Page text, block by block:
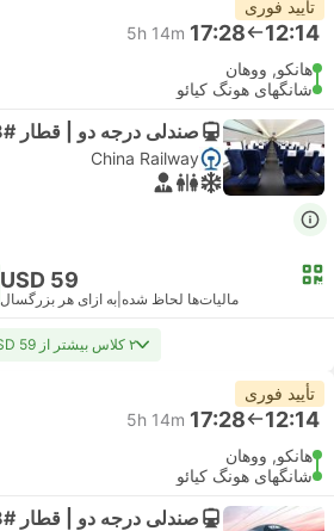
تأیید فوری
12:14
17:28
5h 14m
هانکو, ووهان
شانگهای هونگ کیائو
صندلی درجه دو | قطار #D3008
China Railway
USD 59
مالیات‌ها لحاظ شده به ازای هر بزرگسال
۲ کلاس بیشتر از USD 59
تأیید فوری
12:14
17:28
5h 14m
هانکو, ووهان
شانگهای هونگ کیائو
صندلی درجه دو | قطار #D3008